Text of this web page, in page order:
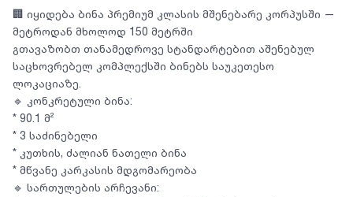
🏢 იყიდება ბინა პრემიუმ კლასის მშენებარე კორპუსში —
მეტროდან მხოლოდ 150 მეტრში
გთავაზობთ თანამედროვე სტანდარტებით აშენებულ
საცხოვრებელ კომპლექსში ბინებს საუკეთესო
ლოკაციაზე.
🔹 კონკრეტული ბინა:
* 90.1 მ²
* 3 საძინებელი
* კუთხის, ძალიან ნათელი ბინა
* მწვანე კარკასის მდგომარეობა
🔹 სართულების არჩევანი: